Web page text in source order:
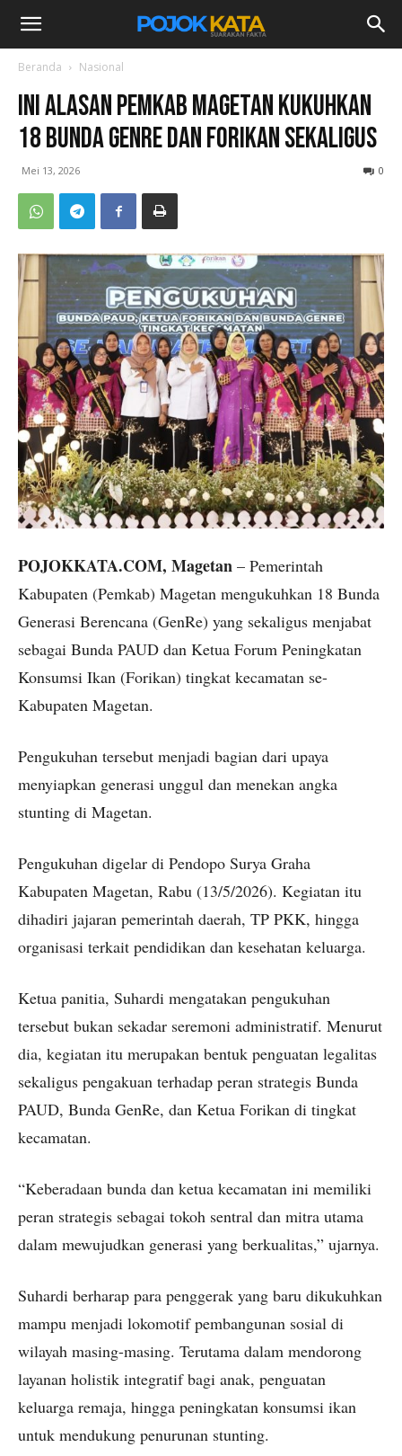
Beranda Nasional
Ini Alasan Pemkab Magetan Kukuhkan
18 Bunda GenRe dan Forikan Sekaligus
Mei 13, 2026 0
POJOKKATA.COM, Magetan – Pemerintah
Kabupaten (Pemkab) Magetan mengukuhkan 18 Bunda
Generasi Berencana (GenRe) yang sekaligus menjabat
sebagai Bunda PAUD dan Ketua Forum Peningkatan
Konsumsi Ikan (Forikan) tingkat kecamatan se-
Kabupaten Magetan.
Pengukuhan tersebut menjadi bagian dari upaya
menyiapkan generasi unggul dan menekan angka
stunting di Magetan.
Pengukuhan digelar di Pendopo Surya Graha
Kabupaten Magetan, Rabu (13/5/2026). Kegiatan itu
dihadiri jajaran pemerintah daerah, TP PKK, hingga
organisasi terkait pendidikan dan kesehatan keluarga.
Ketua panitia, Suhardi mengatakan pengukuhan
tersebut bukan sekadar seremoni administratif. Menurut
dia, kegiatan itu merupakan bentuk penguatan legalitas
sekaligus pengakuan terhadap peran strategis Bunda
PAUD, Bunda GenRe, dan Ketua Forikan di tingkat
kecamatan.
“Keberadaan bunda dan ketua kecamatan ini memiliki
peran strategis sebagai tokoh sentral dan mitra utama
dalam mewujudkan generasi yang berkualitas,” ujarnya.
Suhardi berharap para penggerak yang baru dikukuhkan
mampu menjadi lokomotif pembangunan sosial di
wilayah masing-masing. Terutama dalam mendorong
layanan holistik integratif bagi anak, penguatan
keluarga remaja, hingga peningkatan konsumsi ikan
untuk mendukung penurunan stunting.